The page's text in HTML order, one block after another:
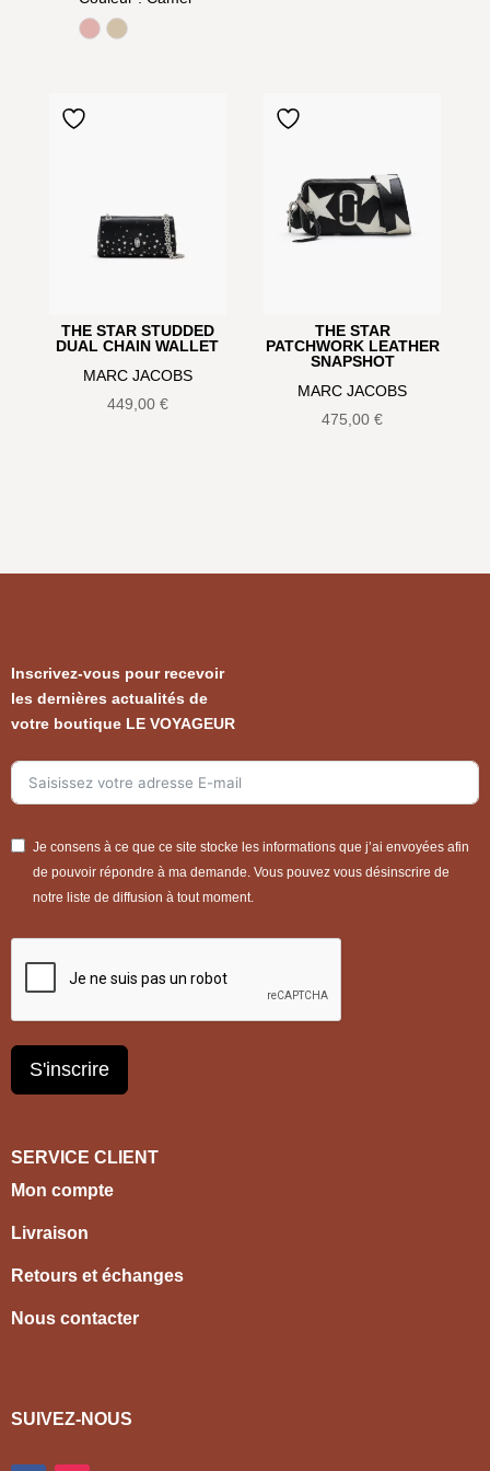
RoseWarm Sand
THE STAR STUDDED
DUAL CHAIN WALLET
MARC JACOBS
449,00 €
THE STAR
PATCHWORK LEATHER
SNAPSHOT
MARC JACOBS
475,00€
Inscrivez-vous pour recevoir
les dernières actualités de
votre boutique LE VOYAGEUR
Je consens à ce que ce site stocke les informations que j’ai envoyées afin
de pouvoir répondre à ma demande. Vous pouvez vous désinscrire de
notre liste de diffusion à tout moment.
S'inscrire
SERVICE CLIENT
Mon compte
Livraison
Retours et échanges
Nous contacter
SUIVEZ-NOUS